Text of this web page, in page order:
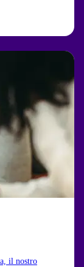
il nostro